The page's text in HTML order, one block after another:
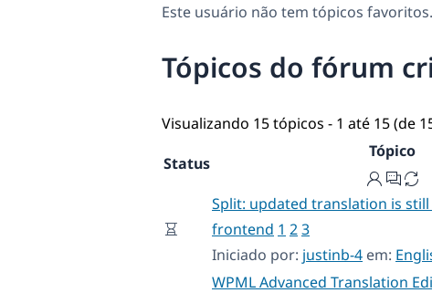
Este usuário não tem tópicos favoritos.
Tópicos do fórum
Visualizando 15 tópicos - 1 até 15 (de
Status
Tópico
Split: updated translation is
frontend 1 23
Iniciado por: justinb-4 em:
WPML Advanced Translation